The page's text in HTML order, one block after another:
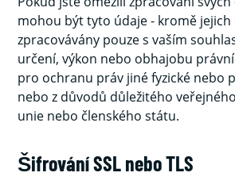
mohou být tyto údaje - kromě jejich
zpracovávány pouze s vaším
určení, výkon nebo obhajobu
pro ochranu práv jiné fyzické nebo
nebo z důvodů důležitého
unie nebo členského státu.
Šifrování SSL nebo TLS